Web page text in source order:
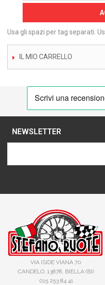
Usa gli spazi per tag separati.
IL MIO CARRELLO
NEWSLETTER
VIA ISIDE VIANA 70
CANDELO, 13878, BIELLA (BI)
015 253 84 41